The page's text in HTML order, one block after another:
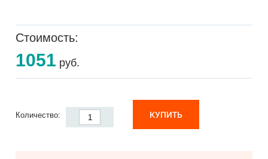
Стоимость:
1051 руб.
Количество: КУПИТЬ